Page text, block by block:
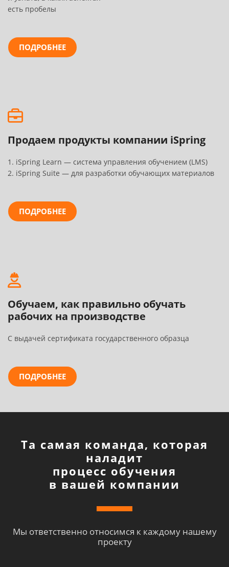
есть пробелы
ПОДРОБНЕЕ
Продаем продукты компании iSpring
1. iSpring Learn — система управления обучением (LMS)
2. iSpring Suite — для разработки обучающих материалов
ПОДРОБНЕЕ
Обучаем, как правильно обучать
рабочих на производстве
С выдачей сертификата государственного образца
ПОДРОБНЕЕ
Та самая команда, которая
наладит
процесс обучения
в вашей компании
Мы ответственно относимся к каждому нашему
проекту